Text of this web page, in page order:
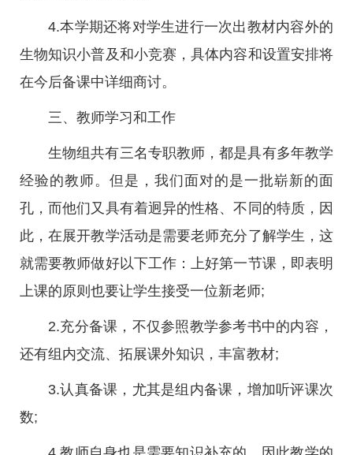
4.本学期还将对学生进行一次出教材内容外的
生物知识小普及和小竞赛，具体内容和设置安排将
在今后备课中详细商讨。
三、教师学习和工作
生物组共有三名专职教师，都是具有多年教学
经验的教师。但是，我们面对的是一批崭新的面
孔，而他们又具有着迥异的性格、不同的特质，因
此，在展开教学活动是需要老师充分了解学生，这
就需要教师做好以下工作：上好第一节课，即表明
上课的原则也要让学生接受一位新老师;
2.充分备课，不仅参照教学参考书中的内容，
还有组内交流、拓展课外知识，丰富教材;
3.认真备课，尤其是组内备课，增加听评课次
数;